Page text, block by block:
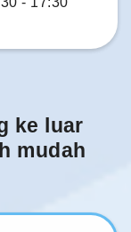
ke luar
mudah